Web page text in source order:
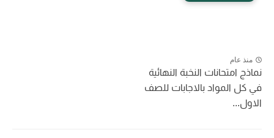
منذ عام
نماذج امتحانات النخبة النهائية
في كل المواد بالاجابات للصف
الاول...